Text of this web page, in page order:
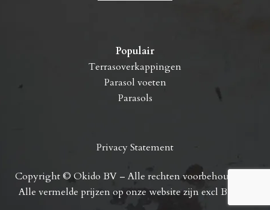
Populair
Terrasoverkappingen
Parasol voeten
Parasols
Privacy Statement
Copyright © Okido BV – Alle rechten voorbehouden. –
Alle vermelde prijzen op onze website zijn excl B.T.W.